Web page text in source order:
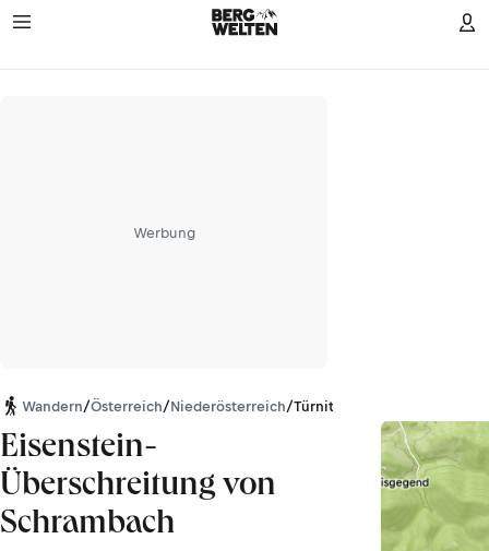
Werbung
Wandern/Österreich/Niederösterreich/Türnitzer Alpen
Eisenstein-
Überschreitung von
Schrambach